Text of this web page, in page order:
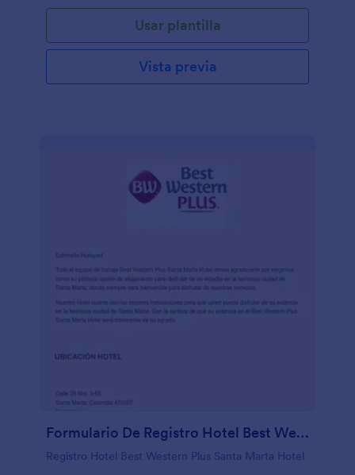
Usar plantilla
Vista previa
Formulario De Registro Hotel Best Western Plus Santa Marta Hotel
Registro Hotel Best Western Plus Santa Marta Hotel